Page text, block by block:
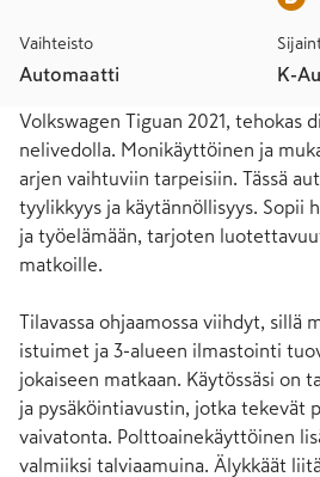
Vaihteisto
Automaatti K-
Volkswagen Tiguan 2021, tehokas
nelivedolla. Monikäyttöinen ja
arjen vaihtuviin tarpeisiin. Tässä
tyylikkyys ja käytännöllisyys. Sopii
ja työelämään, tarjoten
matkoille.
Tilavassa ohjaamossa viihdyt, sillä
istuimet ja 3-alueen ilmastointi
jokaiseen matkaan. Käytössäsi on
ja pysäköintiavustin, jotka tekevät
vaivatonta. Polttoainekäyttöinen
valmiiksi talviaamuina. Älykkäät